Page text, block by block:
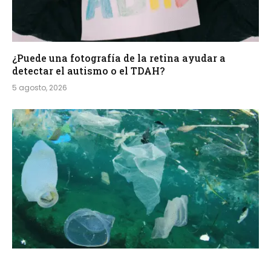
¿Puede una fotografía de la retina ayudar a
detectar el autismo o el TDAH?
5 agosto, 2026